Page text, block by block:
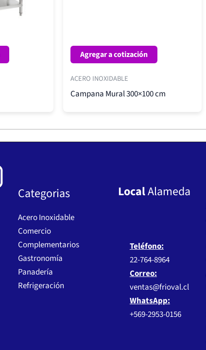
Agregar a cotización
ACERO INOXIDABLE
Campana Mural 300×100 cm
Categorias
Acero Inoxidable
Comercio
Complementarios
Gastronomía
Panadería
Refrigeración
LocalAlameda
Teléfono:
22-764-8964
Correo:
ventas@frioval.cl
WhatsApp:
+569-2953-0156